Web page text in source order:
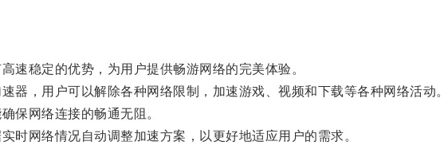
稳定的优势，为用户提供畅游网络的完美体验。
，用户可以解除各种网络限制，加速游戏、视频和下载等各种网络活动。
网络连接的畅通无阻。
网络情况自动调整加速方案，以更好地适应用户的需求。